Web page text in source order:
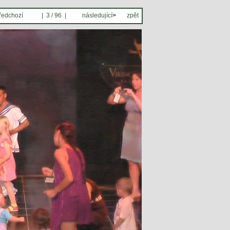
| 3 / 96 | následující> zpět